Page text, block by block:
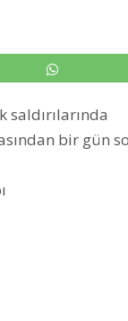
bir gün